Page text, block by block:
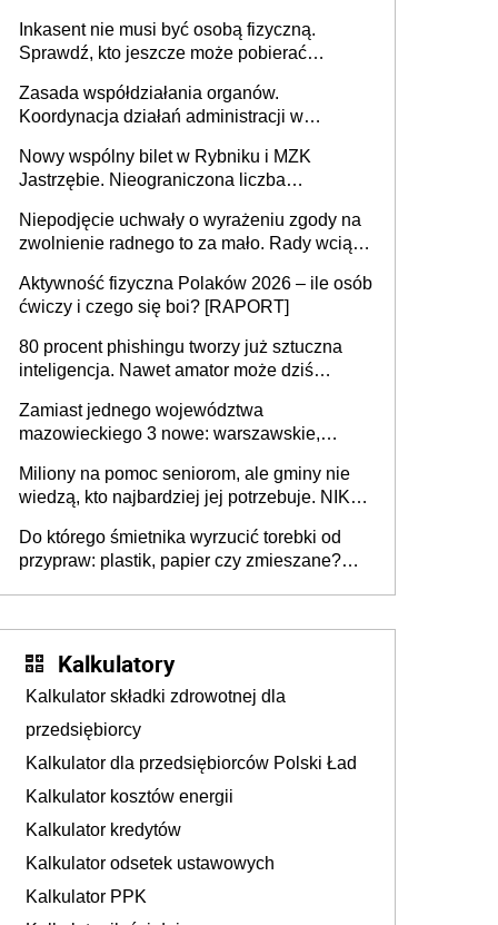
samodzielnie lub z rodziną
Inkasent nie musi być osobą fizyczną.
Sprawdź, kto jeszcze może pobierać
Zasada współdziałania organów.
Koordynacja działań administracji w
Nowy wspólny bilet w Rybniku i MZK
Jastrzębie. Nieograniczona liczba
Niepodjęcie uchwały o wyrażeniu zgody na
zwolnienie radnego to za mało. Rady wciąż
rozstrzygać sprawy
Aktywność fizyczna Polaków 2026 – ile osób
ćwiczy i czego się boi? [RAPORT]
80 procent phishingu tworzy już sztuczna
inteligencja. Nawet amator może dziś
Zamiast jednego województwa
mazowieckiego 3 nowe: warszawskie,
Europie nie ma tak dużych jednostek
stołecznych
Miliony na pomoc seniorom, ale gminy nie
wiedzą, kto najbardziej jej potrzebuje. NIK
Do którego śmietnika wyrzucić torebki od
przypraw: plastik, papier czy zmieszane?
Kalkulatory
Kalkulator składki zdrowotnej dla
przedsiębiorcy
Kalkulator dla przedsiębiorców Polski Ład
Kalkulator kosztów energii
Kalkulator kredytów
Kalkulator odsetek ustawowych
Kalkulator PPK